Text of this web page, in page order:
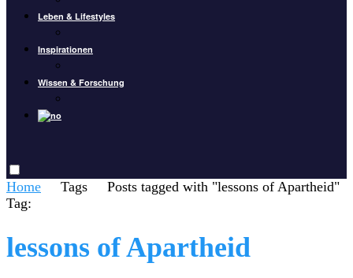
Leben & Lifestyles
Inspirationen
Wissen & Forschung
Home Tags
Posts tagged with "lessons of Apartheid"
Tag:
lessons of Apartheid